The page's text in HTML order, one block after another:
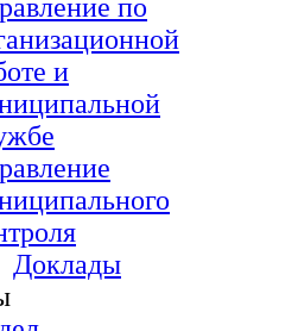
по
и
Доклады